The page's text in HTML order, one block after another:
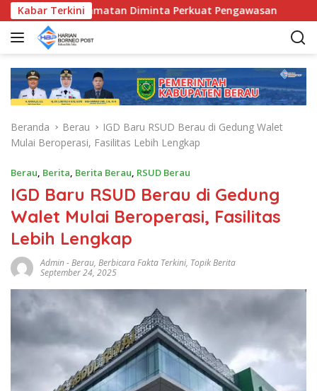
a
Kabar Terkini
Kecamatan Diminta Perkuat Pengawasan
Beranda Berau
IGD Baru RSUD Berau di Gedung Walet
Mulai Beroperasi, Fasilitas Lebih Lengkap
Berau, Berita, Berita Berau, RSUD Berau
IGD Baru RSUD Berau di Gedung
Walet Mulai Beroperasi, Fasilitas
Lebih Lengkap
Admin-Berau, Berbicara Fakta Terkini, Topik Berita
September 24, 2025